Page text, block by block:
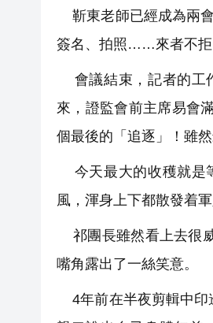
靳東老師已經成為兩
簽名、拍照……來者不拒
會議結束，記者的工
來，證監會前主席易會
個最後的「追逐」！雖
今天最大的收穫就是
風，渾身上下都散發着
祁團長雖然看上去很
嘴角露出了一絲笑意。
4年前在半夜剪輯中印